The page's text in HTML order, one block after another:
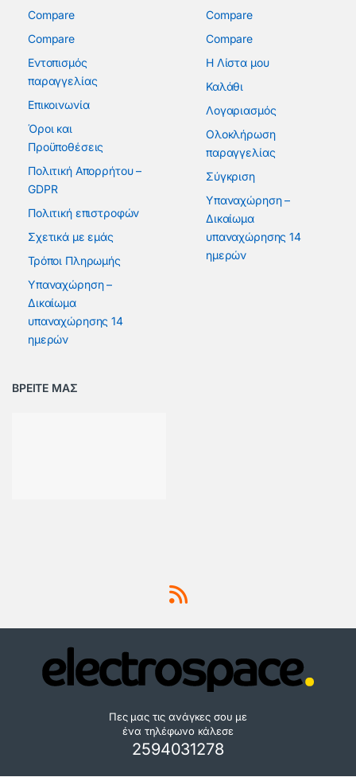
Compare
Compare
Εντοπισμός
παραγγελίας
Επικοινωνία
Όροι και
Προϋποθέσεις
Πολιτική Απορρήτου –
GDPR
Πολιτική επιστροφών
Σχετικά με εμάς
Τρόποι Πληρωμής
Υπαναχώρηση –
Δικαίωμα
υπαναχώρησης 14
ημερών
Compare
Compare
Η Λίστα μου
Καλάθι
Λογαριασμός
Ολοκλήρωση
παραγγελίας
Σύγκριση
Υπαναχώρηση –
Δικαίωμα
υπαναχώρησης 14
ημερών
ΒΡΕΙΤΕ ΜΑΣ
Πες μας τις ανάγκες σου με
ένα τηλέφωνο κάλεσε
2594031278